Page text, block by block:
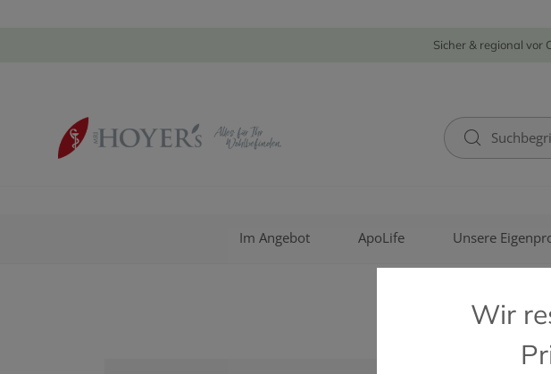
Sicher & regional vor
Im Angebot ApoLife Unsere
Wir